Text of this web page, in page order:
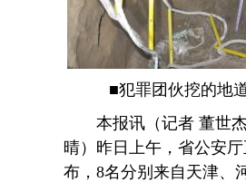
■犯罪团伙挖的地道
本报讯（记者 董世杰
晴）昨日上午，省公安
布，8名分别来自天津、